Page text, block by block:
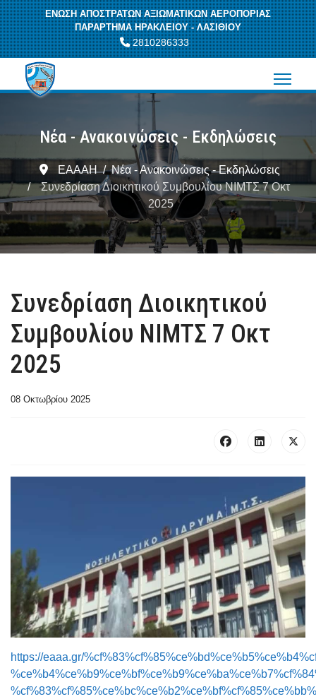
ΕΝΩΣΗ ΑΠΟΣΤΡΑΤΩΝ ΑΞΙΩΜΑΤΙΚΩΝ ΑΕΡΟΠΟΡΙΑΣ
ΠΑΡΑΡΤΗΜΑ ΗΡΑΚΛΕΙΟΥ - ΛΑΣΙΘΙΟΥ
2810286333
Νέα - Ανακοινώσεις - Εκδηλώσεις
ΕΑΑΑΗ
Νέα - Ανακοινώσεις - Εκδηλώσεις
Συνεδρίαση Διοικητικού Συμβουλίου ΝΙΜΤΣ 7 Οκτ
2025
Συνεδρίαση Διοικητικού
Συμβουλίου ΝΙΜΤΣ 7 Οκτ
2025
08 Οκτωβρίου 2025
https://eaaa.gr/